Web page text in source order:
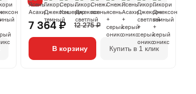
7 364 ₽ 12 275 ₽
В корзину Купить в 1 клик